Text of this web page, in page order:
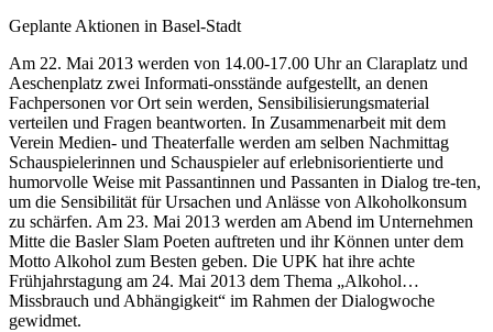
Geplante Aktionen in Basel-Stadt
Am 22. Mai 2013 werden von 14.00-17.00 Uhr an Claraplatz und
Aeschenplatz zwei Informati-onsstände aufgestellt, an denen
Fachpersonen vor Ort sein werden, Sensibilisierungsmaterial
verteilen und Fragen beantworten. In Zusammenarbeit mit dem
Verein Medien- und Theaterfalle werden am selben Nachmittag
Schauspielerinnen und Schauspieler auf erlebnisorientierte und
humorvolle Weise mit Passantinnen und Passanten in Dialog tre-ten,
um die Sensibilität für Ursachen und Anlässe von Alkoholkonsum
zu schärfen. Am 23. Mai 2013 werden am Abend im Unternehmen
Mitte die Basler Slam Poeten auftreten und ihr Können unter dem
Motto Alkohol zum Besten geben. Die UPK hat ihre achte
Frühjahrstagung am 24. Mai 2013 dem Thema „Alkohol…
Missbrauch und Abhängigkeit“ im Rahmen der Dialogwoche
gewidmet.